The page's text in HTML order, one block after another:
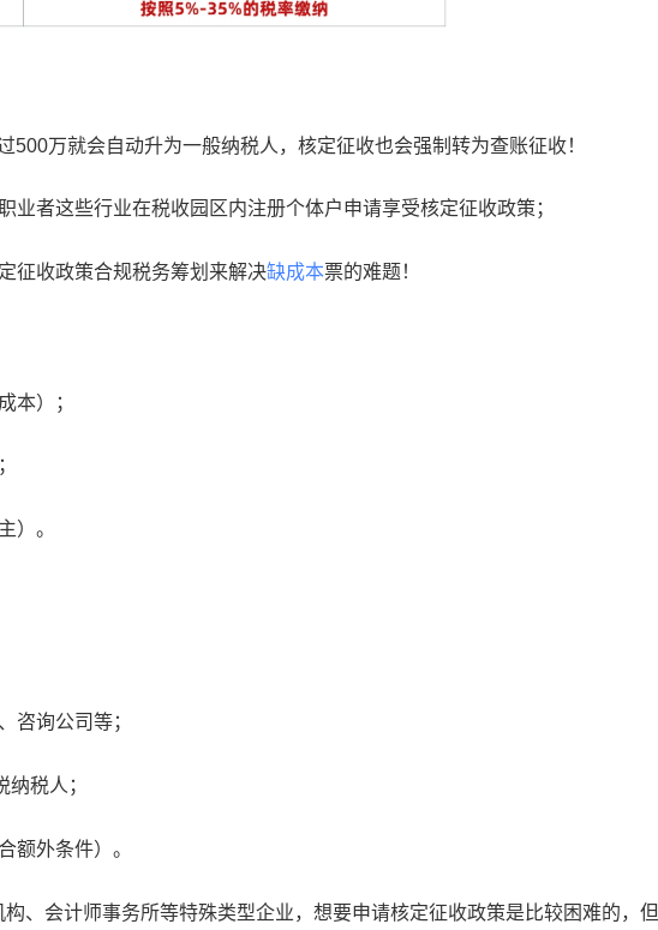
万就会自动升为一般纳税人，核定征收也会强制转为查账征收！
者这些行业在税收园区内注册个体户申请享受核定征收政策；
征收政策合规税务筹划来解决缺成本票的难题！
本）；
）。
咨询公司等；
税人；
额外条件）。
会计师事务所等特殊类型企业，想要申请核定征收政策是比较困难的，但